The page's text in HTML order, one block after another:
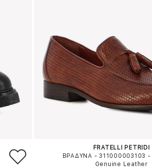
FRATELLI PETRIDI
ΒΡΑΔΥΝΑ - 311000003103 -
Genuine Leather